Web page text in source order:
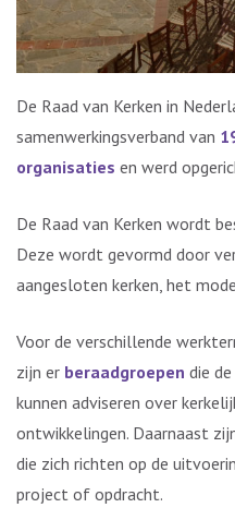
De Raad van Kerken in
samenwerkingsverband van
organisaties en werd
De Raad van Kerken wordt
Deze wordt gevormd door
aangesloten kerken, het
Voor de verschillende
zijn er beraadgroepen die
kunnen adviseren over
ontwikkelingen. Daarnaast
die zich richten op de
project of opdracht.